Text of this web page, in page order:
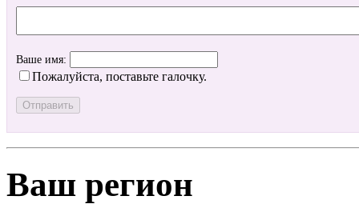
Ваше имя:
Пожалуйста, поставьте галочку.
Ваш регион